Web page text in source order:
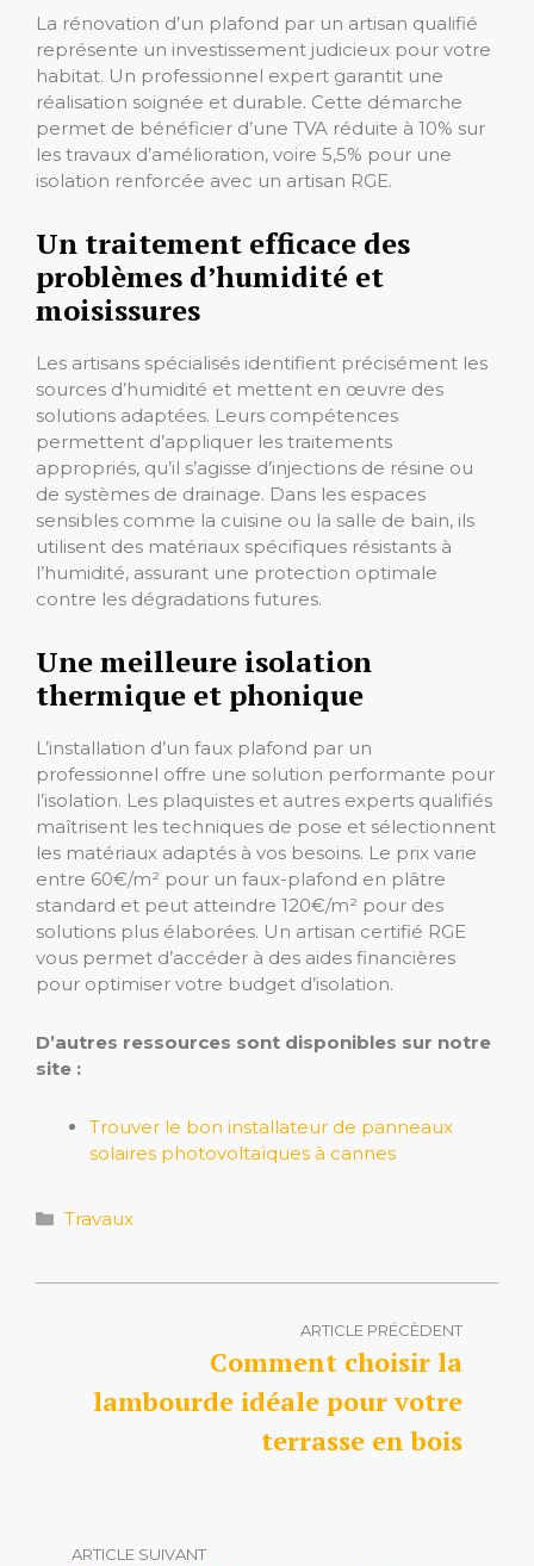
La rénovation d’un plafond par un artisan qualifié
représente un investissement judicieux pour votre
habitat. Un professionnel expert garantit une
réalisation soignée et durable. Cette démarche
permet de bénéficier d’une TVA réduite à 10% sur
les travaux d’amélioration, voire 5,5% pour une
isolation renforcée avec un artisan RGE.
Un traitement efficace des
problèmes d’humidité et
moisissures
Les artisans spécialisés identifient précisément les
sources d’humidité et mettent en œuvre des
solutions adaptées. Leurs compétences
permettent d’appliquer les traitements
appropriés, qu’il s’agisse d’injections de résine ou
de systèmes de drainage. Dans les espaces
sensibles comme la cuisine ou la salle de bain, ils
utilisent des matériaux spécifiques résistants à
l’humidité, assurant une protection optimale
contre les dégradations futures.
Une meilleure isolation
thermique et phonique
L’installation d’un faux plafond par un
professionnel offre une solution performante pour
l’isolation. Les plaquistes et autres experts qualifiés
maîtrisent les techniques de pose et sélectionnent
les matériaux adaptés à vos besoins. Le prix varie
entre 60€/m² pour un faux-plafond en plâtre
standard et peut atteindre 120€/m² pour des
solutions plus élaborées. Un artisan certifié RGE
vous permet d’accéder à des aides financières
pour optimiser votre budget d’isolation.
D’autres ressources sont disponibles sur notre
site :
Trouver le bon installateur de panneaux
solaires photovoltaïques à cannes
Catégories
Travaux
ARTICLE PRÉCÈDENT
Comment choisir la
lambourde idéale pour votre
terrasse en bois
ARTICLE SUIVANT